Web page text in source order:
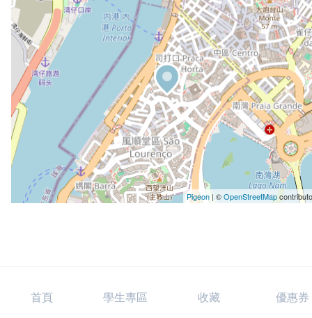
Pigeon | ©OpenStreetMap
首頁 學生專區 收藏 優惠券